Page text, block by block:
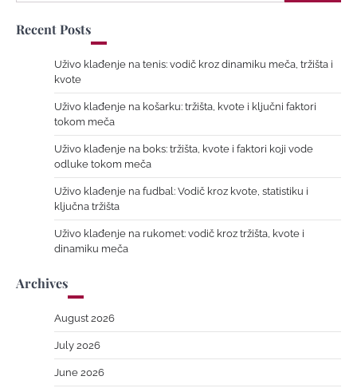
Recent Posts
Uživo klađenje na tenis: vodič kroz dinamiku meča, tržišta i
kvote
Uživo klađenje na košarku: tržišta, kvote i ključni faktori
tokom meča
Uživo klađenje na boks: tržišta, kvote i faktori koji vode
odluke tokom meča
Uživo klađenje na fudbal: Vodič kroz kvote, statistiku i
ključna tržišta
Uživo klađenje na rukomet: vodič kroz tržišta, kvote i
dinamiku meča
Archives
August 2026
July 2026
June 2026